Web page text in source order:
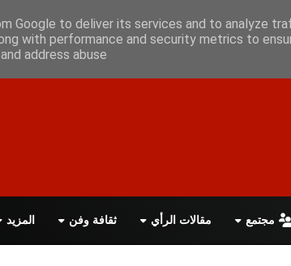
أعلن معانا اتصل بنا اقرأ الصحيفة PDF
مجتمع مقالات الرأي ثقافة وفن المزيد
Google to deliver its services and to analyze
with performance and security metrics to
address abuse.